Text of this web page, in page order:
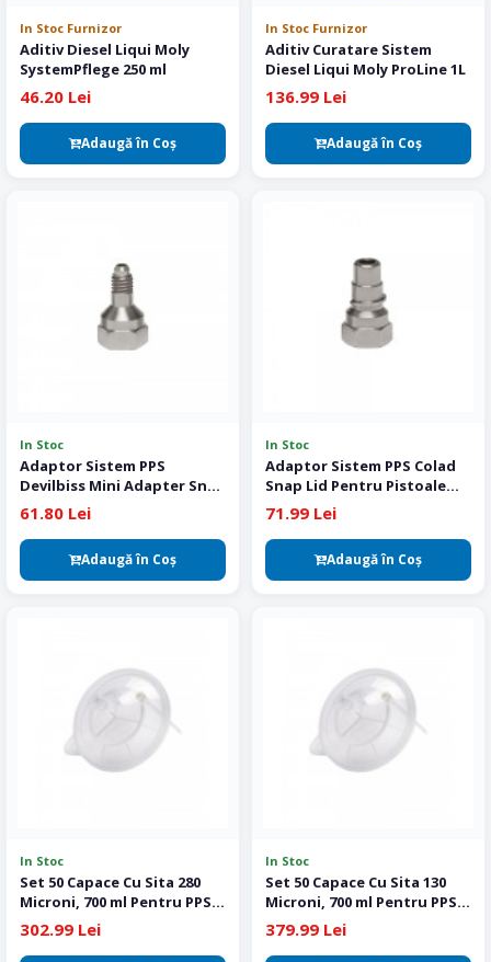
In Stoc Furnizor
Aditiv Diesel Liqui Moly
SystemPflege 250 ml
46.20 Lei
Adaugă în Coş
In Stoc Furnizor
Aditiv Curatare Sistem
Diesel Liqui Moly ProLine 1L
136.99 Lei
Adaugă în Coş
In Stoc
Adaptor Sistem PPS
Devilbiss Mini Adapter Snap
Lid, Colad
61.80 Lei
Adaugă în Coş
In Stoc
Adaptor Sistem PPS Colad
Snap Lid Pentru Pistoale
Vopsit SATA
71.99 Lei
Adaugă în Coş
In Stoc
Set 50 Capace Cu Sita 280
Microni, 700 ml Pentru PPS
Colad
302.99 Lei
In Stoc
Set 50 Capace Cu Sita 130
Microni, 700 ml Pentru PPS
Colad
379.99 Lei